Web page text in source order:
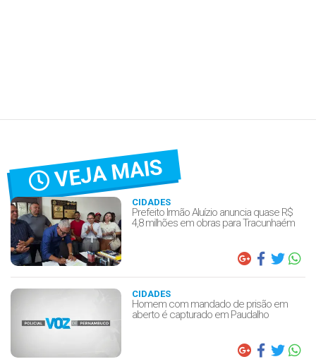
VEJA MAIS
CIDADES
Prefeito Irmão Aluízio anuncia quase R$
4,8 milhões em obras para Tracunhaém
CIDADES
Homem com mandado de prisão em
aberto é capturado em Paudalho